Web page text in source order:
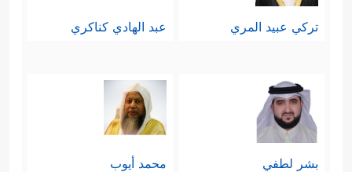
تركي عبيد المري عبد الهادي كناكري
بشر لطفي محمد أيوب